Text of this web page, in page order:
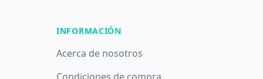
INFORMACIÓN
Acerca de nosotros